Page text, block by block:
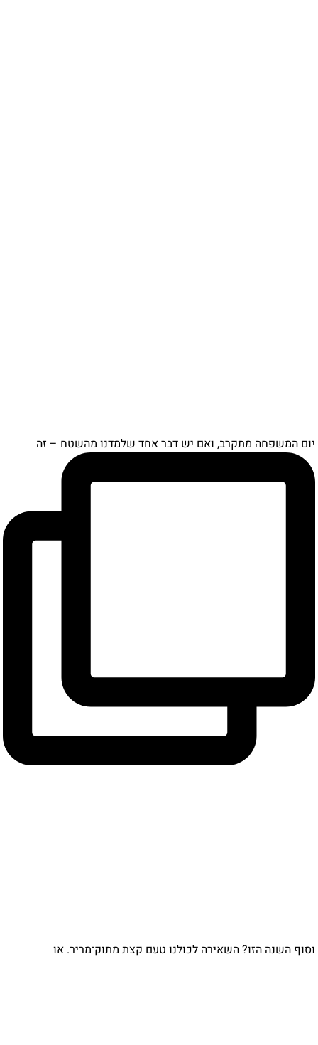
המשפחה מתקרב, ואם יש דבר אחד שלמדנו מהשטח – זה
השנה הזו? השאירה לכולנו טעם קצת מתוק־מריר. או